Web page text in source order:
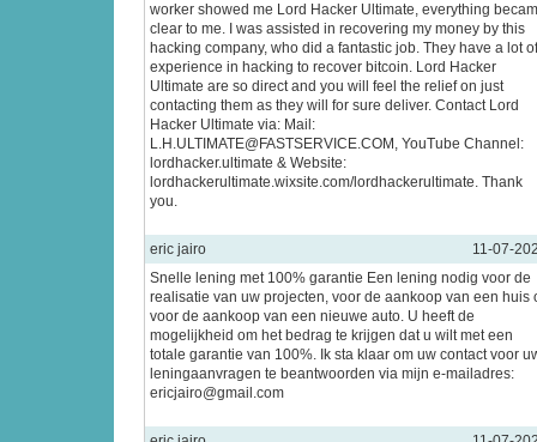
worker showed me Lord Hacker Ultimate, everything
clear to me. I was assisted in recovering my money by this
hacking company, who did a fantastic job. They have a lot of
experience in hacking to recover bitcoin. Lord Hacker
Ultimate are so direct and you will feel the relief on just
contacting them as they will for sure deliver. Contact Lord
Hacker Ultimate via: Mail:
L.H.ULTIMATE@FASTSERVICE.COM, YouTube Channel:
lordhacker.ultimate & Website:
lordhackerultimate.wixsite.com/lordhackerultimate. Thank
you.
eric jairo
11-07-
Snelle lening met 100% garantie Een lening nodig voor de
realisatie van uw projecten, voor de aankoop van een huis
voor de aankoop van een nieuwe auto. U heeft de
mogelijkheid om het bedrag te krijgen dat u wilt met een
totale garantie van 100%. Ik sta klaar om uw contact voor
leningaanvragen te beantwoorden via mijn e-mailadres:
ericjairo@gmail.com